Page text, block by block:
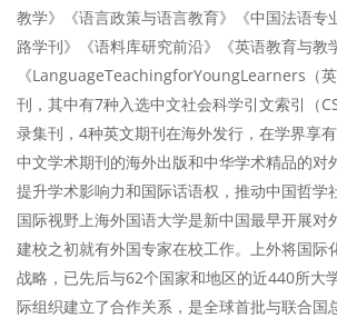
教学》《语言政策与语言教育》《中国法语专
路学刊》《语料库研究前沿》《英语教育与教
《LanguageTeachingforYoungLearners（
刊，其中有7种入选中文社会科学引文索引（
录集刊，4种英文期刊在海外发行，在学界享
中文学术期刊的海外出版和中华学术精品的对
提升学术影响力和国际话语权，推动中国哲学
国际视野上海外国语大学是新中国最早开展对
建校之初就有外国专家在校工作。上外将国际
战略，已先后与62个国家和地区的近440所大
际组织建立了合作关系，是全球首批与联合国